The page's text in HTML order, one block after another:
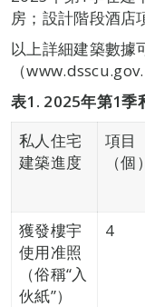
房；設計階段酒店
以上詳細建築數據
（
表1. 2025年第1季
私人住宅
建築進度
項目
（個）
獲發樓宇
使用准照
（俗稱“入
伙紙”）
4